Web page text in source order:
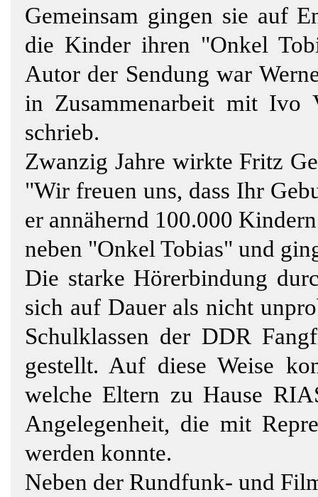
Gemeinsam gingen sie auf
die Kinder ihren "Onkel
Autor der Sendung war
in Zusammenarbeit mit Ivo
schrieb.
Zwanzig Jahre wirkte Fritz
"Wir freuen uns, dass Ihr
er annähernd 100.000
neben "Onkel Tobias" und
Die starke Hörerbindung
sich auf Dauer als nicht
Schulklassen der DDR
gestellt. Auf diese Weise
welche Eltern zu Hause
Angelegenheit, die mit
werden konnte.
Neben der Rundfunk- und